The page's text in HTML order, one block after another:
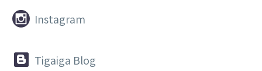

 Instagram

 Tigaiga Blog